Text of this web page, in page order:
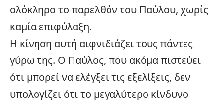
ολόκληρο το παρελθόν του Παύλου, χωρίς
καμία επιφύλαξη.
Η κίνηση αυτή αιφνιδιάζει τους πάντες
γύρω της. Ο Παύλος, που ακόμα πιστεύει
ότι μπορεί να ελέγξει τις εξελίξεις, δεν
υπολογίζει ότι το μεγαλύτερο κίνδυνο